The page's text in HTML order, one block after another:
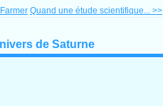
Quand une étude scientifique... >>
de Saturne